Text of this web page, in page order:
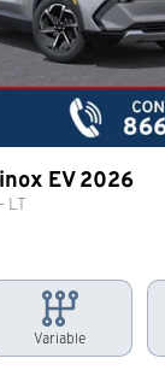
EV 2026
LT
Variable